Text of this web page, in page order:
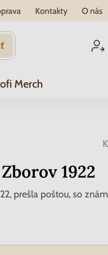
Kontakty O nás
Merch
1922
prešla poštou, so